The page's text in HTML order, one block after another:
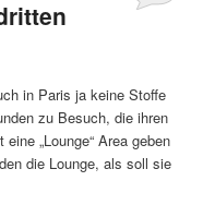
in Paris ja keine Stoffe
zu Besuch, die ihren
„Lounge“ Area geben
die Lounge, als soll sie